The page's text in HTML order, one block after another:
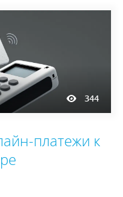
344
платежи к